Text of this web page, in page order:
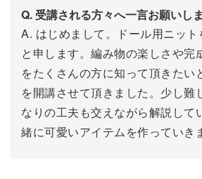
Q. 受講される方々へ一言お願いし
A. はじめまして。ドール用ニッ
と申します。編み物の楽しさや完
をたくさんの方に知って頂きたい
を開講させて頂きました。少し難
なりの工夫も交えながら解説して
緒に可愛いアイテムを作っていき